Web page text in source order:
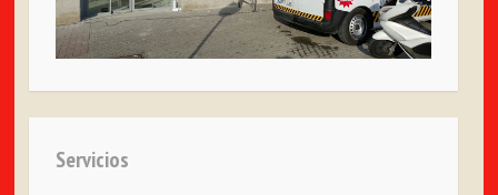
Servicios